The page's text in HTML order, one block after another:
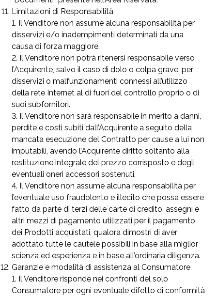
Limitazioni di Responsabilità
Il Venditore non assume alcuna responsabilità per
disservizi e/o inadempimenti determinati da una
causa di forza maggiore.
Il Venditore non potrà ritenersi responsabile verso
l’Acquirente, salvo il caso di dolo o colpa grave, per
disservizi o malfunzionamenti connessi all’utilizzo
della rete Internet al di fuori del controllo proprio o di
suoi subfornitori.
Il Venditore non sarà responsabile in merito a danni,
perdite e costi subiti dall’Acquirente a seguito della
mancata esecuzione del Contratto per cause a lui non
imputabili, avendo l’Acquirente diritto soltanto alla
restituzione integrale del prezzo corrisposto e degli
eventuali oneri accessori sostenuti.
Il Venditore non assume alcuna responsabilità per
l’eventuale uso fraudolento e illecito che possa essere
fatto da parte di terzi delle carte di credito, assegni e
altri mezzi di pagamento utilizzati per il pagamento
dei Prodotti acquistati, qualora dimostri di aver
adottato tutte le cautele possibili in base alla miglior
scienza ed esperienza e in base all’ordinaria diligenza.
Garanzie e modalità di assistenza al Consumatore
Il Venditore risponde nei confronti del solo
Consumatore per ogni eventuale difetto di conformità